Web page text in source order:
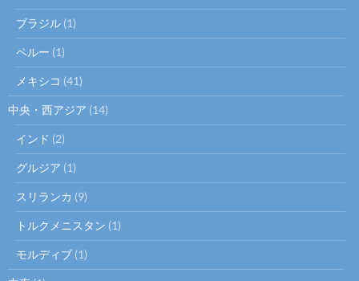
ブラジル (1)
ペルー (1)
メキシコ (41)
中央・西アジア (14)
インド (2)
グルジア (1)
スリランカ (9)
トルクメニスタン (1)
モルディブ (1)